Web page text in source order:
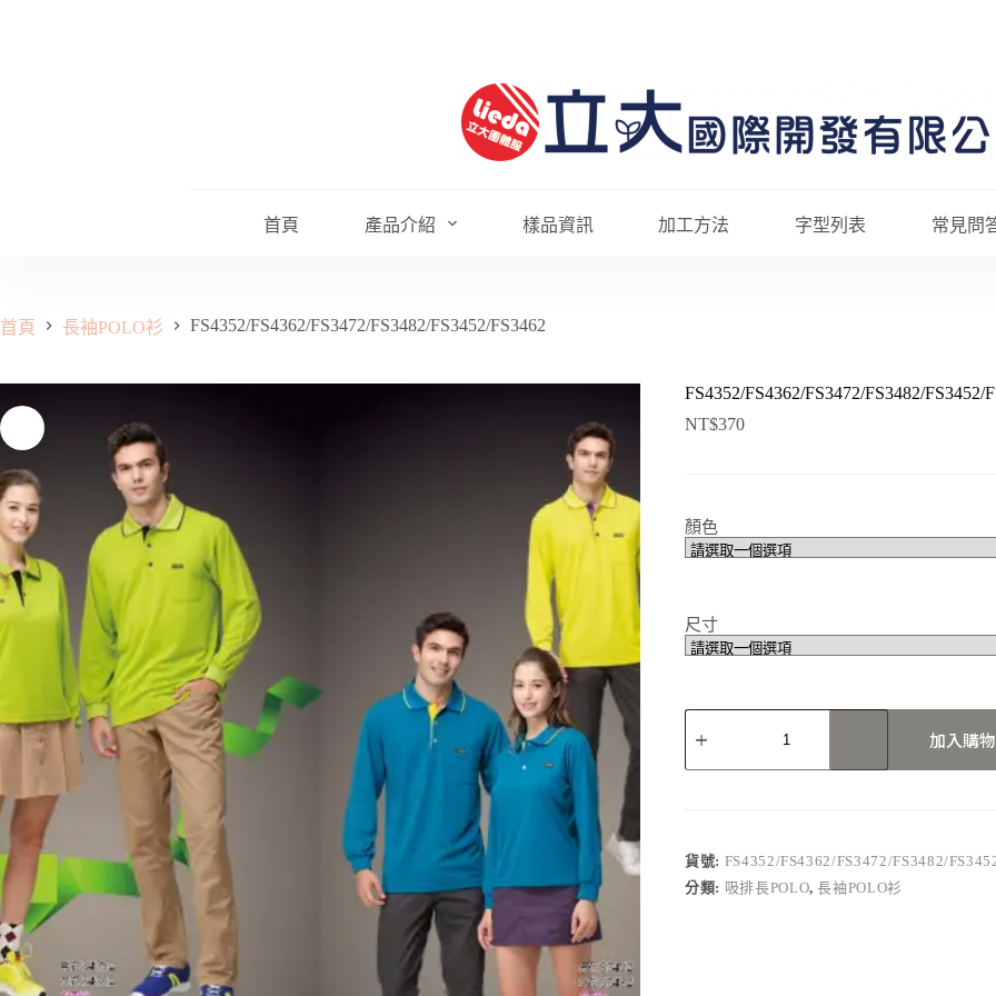
首頁 產品介紹 樣品資訊 加工方法 字型列表 常見問
首頁 長袖POLO衫 FS4352/FS4362/FS3472/FS3482/FS3452/FS3462
FS4352/FS4362/FS3472/FS3482/FS3452/
NT$370
顏色
尺寸
FS4352/FS4362/FS3472/FS3482/FS3452/
數
量
加入購
貨號: FS4352/FS4362/FS3472/FS3482/
分類: 吸排長POLO,長袖POLO衫